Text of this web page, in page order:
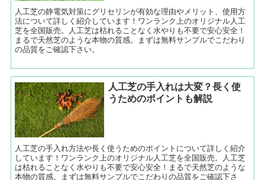
人工芝の静電気対策にグリセリンが有効な理由やメリット、使用方
法について詳しく紹介しています！ワンランク上のオリジナル人工
芝を全国販売。人工芝は枯れることなく水やりも不要で安心安全！
まるで天然芝のような本物の質感。まずは無料サンプルでこだわり
の品質をご確認下さい。
人工芝の手入れは大変？長く使
うためのポイントも解説
人工芝の手入れ方法や長く使うためのポイントについて詳しく紹介
しています！ワンランク上のオリジナル人工芝を全国販売。人工芝
は枯れることなく水やりも不要で安心安全！まるで天然芝のような
本物の質感。まずは無料サンプルでこだわりの品質をご確認下さ